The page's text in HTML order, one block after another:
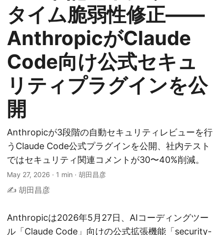
タイム脆弱性修正——
AnthropicがClaude
Code向け公式セキュ
リティプラグインを公
開
Anthropicが3段階の自動セキュリティレビューを行
うClaude Code公式プラグインを公開、社内テスト
ではセキュリティ関連コメントが30〜40%削減。
May 27, 2026 · 1 min · 胡田昌彦
✍️ 胡田昌彦
Anthropicは2026年5月27日、AIコーディングツー
ル「Claude Code」向けの公式拡張機能「security-